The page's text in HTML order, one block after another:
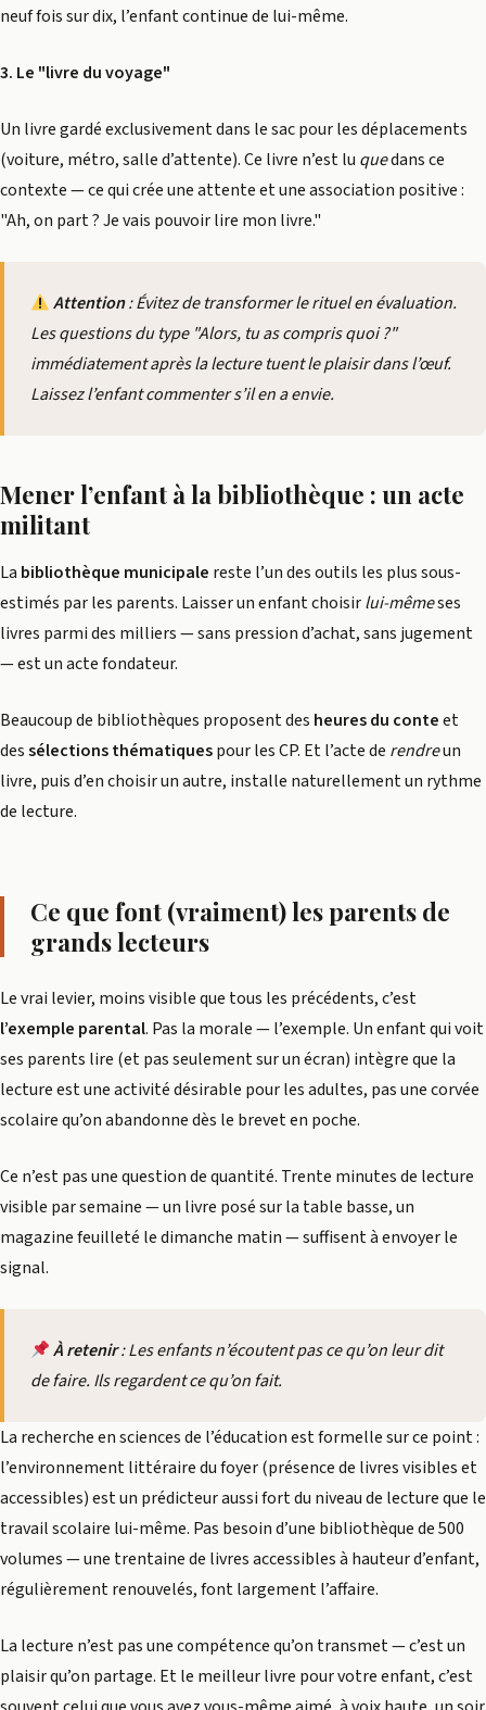
neuf fois sur dix, l’enfant continue de lui-même.
3. Le "livre du voyage"
Un livre gardé exclusivement dans le sac pour les déplacements
(voiture, métro, salle d’attente). Ce livre n’est lu quedans ce
contexte — ce qui crée une attente et une association positive :
"Ah, on part ? Je vais pouvoir lire mon livre."
Attention: Évitez de transformer le rituel en évaluation.
Les questions du type "Alors, tu as compris quoi ?"
immédiatement après la lecture tuent le plaisir dans l’œuf.
Laissez l’enfant commenters’il en a envie.
Mener l’enfant à la bibliothèque : un acte
militant
La bibliothèque municipale reste l’un des outils les plus sous-
estimés par les parents. Laisser un enfant choisirlui-mêmeses
livres parmi des milliers — sans pression d’achat, sans jugement
— est un acte fondateur.
Beaucoup de bibliothèques proposent des heures du conteet
dessélections thématiquespour les CP. Et l’acte de rendreun
livre, puis d’en choisir un autre, installe naturellement un rythme
de lecture.
Ce que font (vraiment) les parents de
grands lecteurs
Le vrai levier, moins visible que tous les précédents, c’est
l’exemple parental. Pas la morale — l’exemple. Un enfant qui voit
ses parents lire (et pas seulement sur un écran) intègre que la
lecture est une activité désirable pour les adultes, pas une corvée
scolaire qu’on abandonne dès le brevet en poche.
Ce n’est pas une question de quantité. Trente minutes de lecture
visible par semaine — un livre posé sur la table basse, un
magazine feuilleté le dimanche matin — suffisent à envoyer le
signal.
À retenir: Les enfants n’écoutent pas ce qu’on leur dit
de faire. Ils regardent ce qu’on fait.
La recherche en sciences de l’éducation est formelle sur ce point :
l’environnement littéraire du foyer (présence de livres visibles et
accessibles) est un prédicteur aussi fort du niveau de lecture que le
travail scolaire lui-même. Pas besoin d’une bibliothèque de 500
volumes — une trentaine de livres accessibles à hauteur d’enfant,
régulièrement renouvelés, font largement l’affaire.
La lecture n’est pas une compétence qu’on transmet — c’est un
plaisir qu’on partage. Et le meilleur livre pour votre enfant, c’est